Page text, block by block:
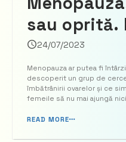
sau oprită.
aibă
aleagă
vină
24/07/2023
Menopauza ar putea fi
descoperit un grup de
îmbătrânirii ovarelor și ce
femeile să nu mai ajungă
este momentul care
READ MORE